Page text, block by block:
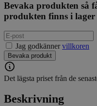
Bevaka produkten så
produkten finns i lager
Jag godkänner villkoren
Bevaka produkt
Det lägsta priset från de
Beskrivning